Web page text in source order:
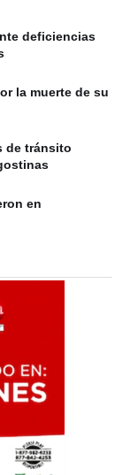
deficiencias
la muerte de su
de tránsito
en